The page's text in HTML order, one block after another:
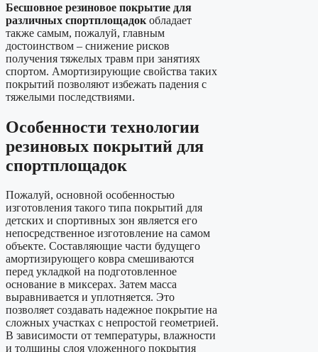
Бесшовное резиновое покрытие для
различных спортплощадок обладает
также самым, пожалуй, главным
достоинством – снижение рисков
получения тяжелых травм при занятиях
спортом. Амортизирующие свойства таких
покрытий позволяют избежать падения с
тяжелыми последствиями.
Особенности технологии
резиновых покрытий для
спортплощадок
Пожалуй, основной особенностью
изготовления такого типа покрытий для
детских и спортивных зон является его
непосредственное изготовление на самом
объекте. Составляющие части будущего
амортизирующего ковра смешиваются
перед укладкой на подготовленное
основание в миксерах. Затем масса
выравнивается и уплотняется. Это
позволяет создавать надежное покрытие на
сложных участках с непростой геометрией.
В зависимости от температуры, влажности
и толщины слоя уложенного покрытия